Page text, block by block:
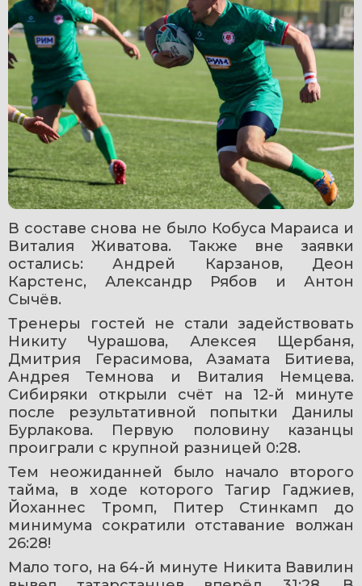
В составе снова не было Кобуса Мараиса и
Виталия Живатова. Также вне заявки
остались: Андрей Карзанов, Деон
Карстенс, Александр Рябов и Антон
Сычёв.
Тренеры гостей не стали задействовать
Никиту Чурашова, Алексея Щербаня,
Дмитрия Герасимова, Азамата Битиева,
Андрея Темнова и Виталия Немцева.
Сибиряки открыли счёт на 12-й минуте
после результативной попытки Данилы
Бурлакова. Первую половину казанцы
проиграли с крупной разницей 0:28.
Тем неожиданней было начало второго
тайма, в ходе которого Тагир Гаджиев,
Йоханнес Тромп, Питер Стинкамп до
минимума сократили отставание волжан
26:28!
Мало того, на 64-й минуте Никита Вавилин